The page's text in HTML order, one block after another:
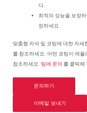
다.
최적의 성능을 보장
정하세요.
맞춤형 자석 및 코팅에 대한 자세
를 참조하세요. 어떤 코팅이 애
참조하세요. 팀에 문의 를 클릭해
문의하기
이메일 보내기